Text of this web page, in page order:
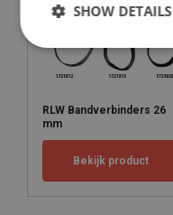
RLW Bandverbinders 26
mm
Bekijk product
SHOW DETAILS